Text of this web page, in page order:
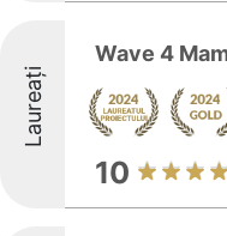
Laureați
Wave 4
10